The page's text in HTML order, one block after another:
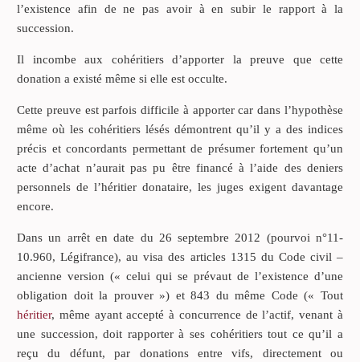
l’existence afin de ne pas avoir à en subir le rapport à la
succession.
Il incombe aux cohéritiers d’apporter la preuve que cette
donation a existé même si elle est occulte.
Cette preuve est parfois difficile à apporter car dans l’hypothèse
même où les cohéritiers lésés démontrent qu’il y a des indices
précis et concordants permettant de présumer fortement qu’un
acte d’achat n’aurait pas pu être financé à l’aide des deniers
personnels de l’héritier donataire, les juges exigent davantage
encore.
Dans un arrêt en date du 26 septembre 2012 (pourvoi n°11-
10.960, Légifrance), au visa des articles 1315 du Code civil –
ancienne version (« celui qui se prévaut de l’existence d’une
obligation doit la prouver ») et 843 du même Code (« Tout
héritier, même ayant accepté à concurrence de l’actif, venant à
une succession, doit rapporter à ses cohéritiers tout ce qu’il a
reçu du défunt, par donations entre vifs, directement ou